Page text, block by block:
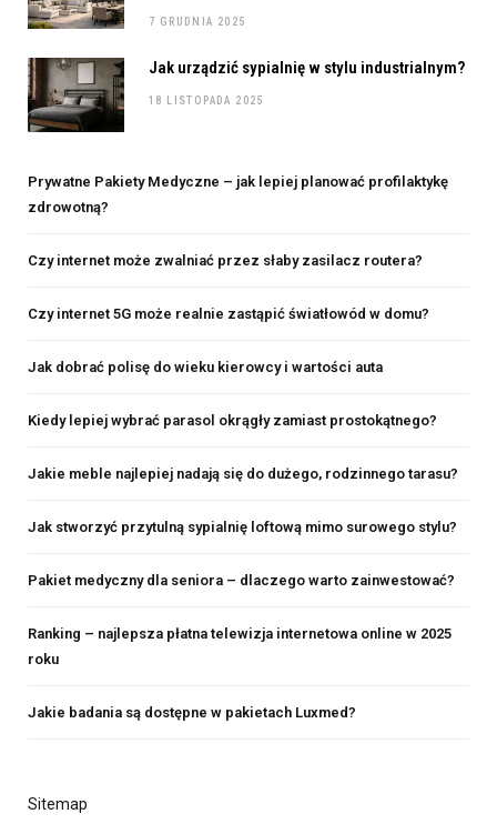
7 GRUDNIA 2025
Jak urządzić sypialnię w stylu industrialnym?
18 LISTOPADA 2025
Prywatne Pakiety Medyczne – jak lepiej planować profilaktykę
zdrowotną?
Czy internet może zwalniać przez słaby zasilacz routera?
Czy internet 5G może realnie zastąpić światłowód w domu?
Jak dobrać polisę do wieku kierowcy i wartości auta
Kiedy lepiej wybrać parasol okrągły zamiast prostokątnego?
Jakie meble najlepiej nadają się do dużego, rodzinnego tarasu?
Jak stworzyć przytulną sypialnię loftową mimo surowego stylu?
Pakiet medyczny dla seniora – dlaczego warto zainwestować?
Ranking – najlepsza płatna telewizja internetowa online w 2025
roku
Jakie badania są dostępne w pakietach Luxmed?
Sitemap